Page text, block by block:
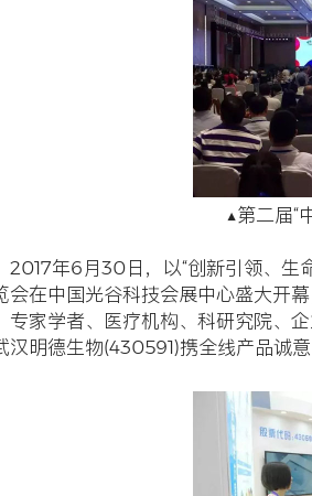
公司新闻
明德
发布时